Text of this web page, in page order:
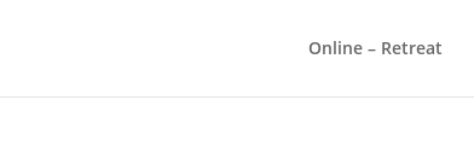
Online – Retreat